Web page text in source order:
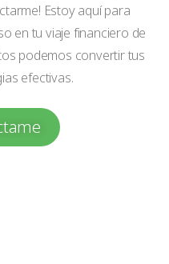
Estoy aquí para
en tu viaje financiero de
podemos convertir tus
efectivas.